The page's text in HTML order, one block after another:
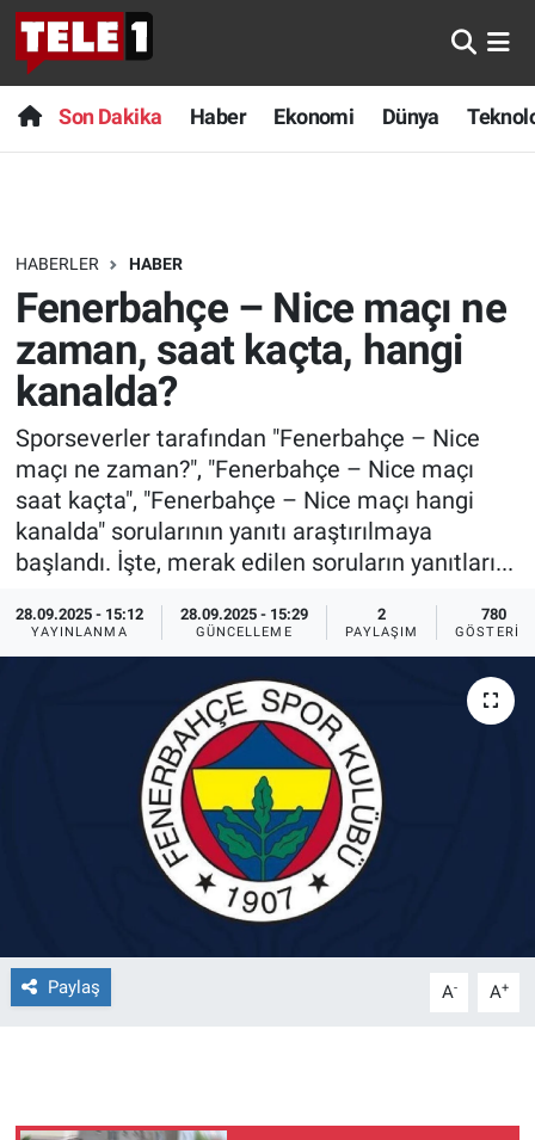
Son Dakika Haber Ekonomi Dünya
HABERLER HABER
Fenerbahçe – Nice maçı ne
zaman, saat kaçta, hangi
kanalda?
Sporseverler tarafından "Fenerbahçe – Nice
maçı ne zaman?", "Fenerbahçe – Nice maçı
saat kaçta", "Fenerbahçe – Nice maçı hangi
kanalda" sorularının yanıtı araştırılmaya
başlandı. İşte, merak edilen soruların yanıtları...
28.09.2025 - 15:12
YAYINLANMA
28.09.2025 - 15:29
GÜNCELLEME
2
PAYLAŞIM
780
GÖSTERIM
Paylaş A- A+
Anında Manşet
Başka Sohbetler
Bilim turu
Bilim ve Teknoloji Evreni
Doğa Konuşuyor
Ege Saati
Ege'den Esintiler
Eğitim
Ekonomi
Gerçeğin İzinde
Gün Bitiyor
Gündem Özel
Son Dakika
Haber
Dünya
Sağlık
Yayın Akışı
İletişim
Nöbetçi Eczaneler
Hava Durumu
Trafik Durumu
Süper Lig Puan Durumu ve Fikstür
Tüm Manşetler
Son Dakika Haberleri
Haber Arşivi